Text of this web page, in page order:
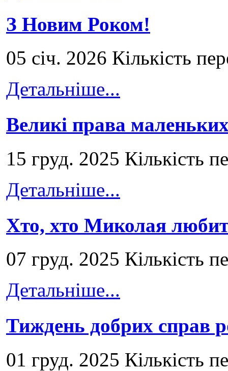
З Новим Роком!
05 січ. 2026 Кількість
Детальніше...
Великі права маленьких
15 груд. 2025 Кількість
Детальніше...
Хто, хто Миколая
07 груд. 2025 Кількість
Детальніше...
Тиждень добрих справ
01 груд. 2025 Кількість